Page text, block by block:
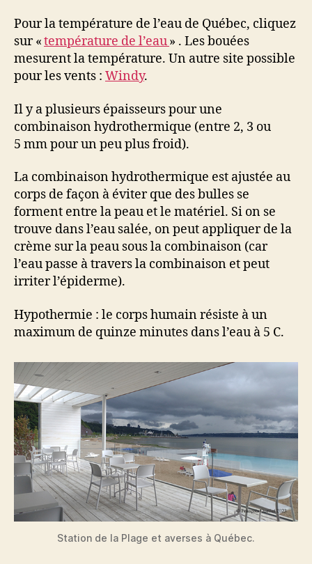
Pour la température de l’eau de Québec, cliquez
sur «température de l’eau» . Les bouées
mesurent la température. Un autre site possible
pour les vents : Windy.
Il y a plusieurs épaisseurs pour une
combinaison hydrothermique (entre 2, 3 ou
5 mm pour un peu plus froid).
La combinaison hydrothermique est ajustée au
corps de façon à éviter que des bulles se
forment entre la peau et le matériel. Si on se
trouve dans l’eau salée, on peut appliquer de la
crème sur la peau sous la combinaison (car
l’eau passe à travers la combinaison et peut
irriter l’épiderme).
Hypothermie : le corps humain résiste à un
maximum de quinze minutes dans l’eau à 5 C.
Station de la Plage et averses à Québec.